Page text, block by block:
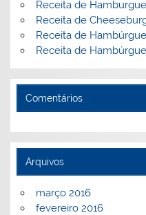
Receita de
Receita de
Receita de
Receita de
Comentários
Arquivos
março 2016
fevereiro 2016